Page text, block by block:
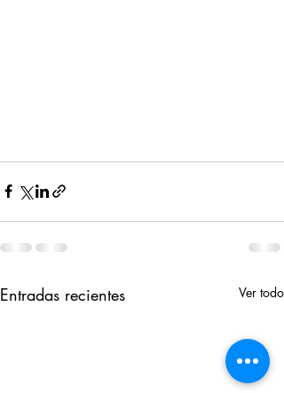
Entradas recientes Ver todo